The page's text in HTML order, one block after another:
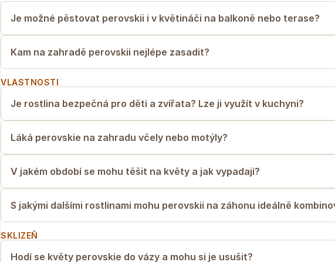
Je možné pěstovat perovskii i v květináči na balkoně nebo terase?
Kam na zahradě perovskii nejlépe zasadit?
VLASTNOSTI
Je rostlina bezpečná pro děti a zvířata? Lze ji využít v kuchyni?
Láká perovskie na zahradu včely nebo motýly?
V jakém období se mohu těšit na květy a jak vypadají?
S jakými dalšími rostlinami mohu perovskii na záhonu ideálně
SKLIZEŇ
Hodí se květy perovskie do vázy a mohu si je usušit?